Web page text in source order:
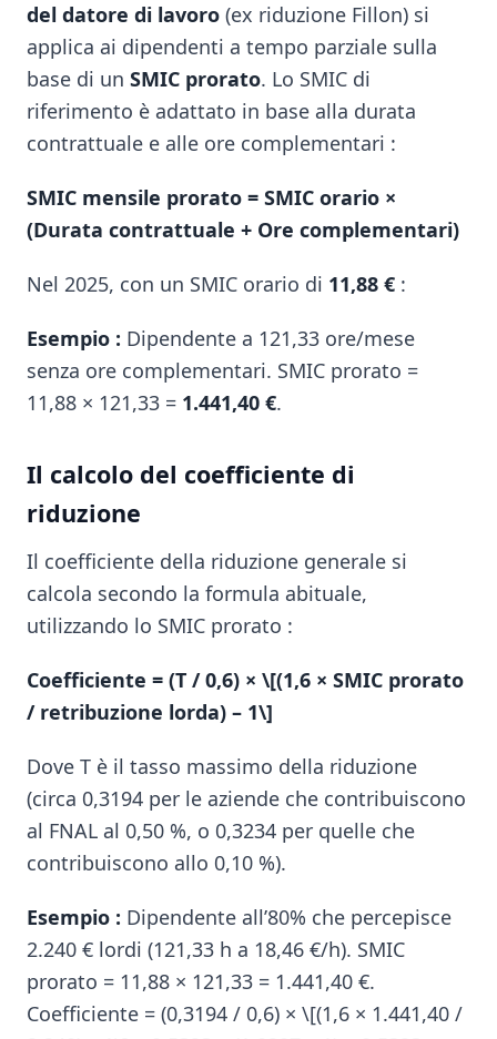
del datore di lavoro (ex riduzione Fillon) si
applica ai dipendenti a tempo parziale sulla
base di un SMIC prorato. Lo SMIC di
riferimento è adattato in base alla durata
contrattuale e alle ore complementari :
SMIC mensile prorato = SMIC orario ×
(Durata contrattuale + Ore complementari)
Nel 2025, con un SMIC orario di 11,88 € :
Esempio : Dipendente a 121,33 ore/mese
senza ore complementari. SMIC prorato =
11,88 × 121,33 = 1.441,40 €.
Il calcolo del coefficiente di
riduzione
Il coefficiente della riduzione generale si
calcola secondo la formula abituale,
utilizzando lo SMIC prorato :
Coefficiente = (T / 0,6) × \[(1,6 × SMIC prorato
/ retribuzione lorda) – 1\]
Dove T è il tasso massimo della riduzione
(circa 0,3194 per le aziende che contribuiscono
al FNAL al 0,50 %, o 0,3234 per quelle che
contribuiscono allo 0,10 %).
Esempio : Dipendente all’80% che percepisce
2.240 € lordi (121,33 h a 18,46 €/h). SMIC
prorato = 11,88 × 121,33 = 1.441,40 €.
Coefficiente = (0,3194 / 0,6) × \[(1,6 × 1.441,40 /